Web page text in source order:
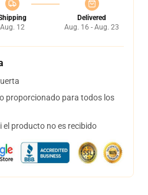
Aug. 12
Delivered
Aug. 16 - Aug. 23
proporcionado para todos los
el producto no es recibido